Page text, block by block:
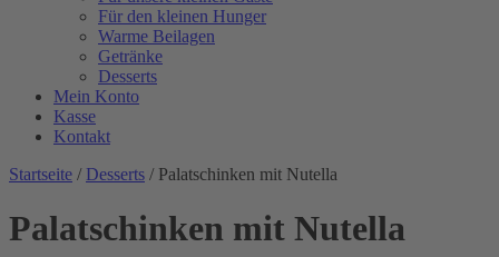
Für den kleinen Hunger
Warme Beilagen
Getränke
Desserts
Mein Konto
Kasse
Kontakt
Startseite / Desserts / Palatschinken mit Nutella
Palatschinken mit Nutella